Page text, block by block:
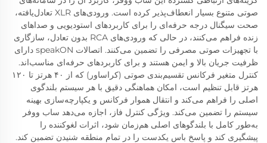
صوتی متنوع بسیار انعطاف‌پذیر کرده است. ورودی‌های XLR تعادل‌یافته،
صحت سیگنال درجه حرفه‌ای را برای کاربردهای استودیویی و صداهای
زنده فراهم می‌کنند، در حالی که ورودی‌های RCA بدون تعادل، سازگاری
با تجهیزات صوتی مصرفی را تضمین می‌کنند. اتصالات speakON دارای
ظرفیت جریان بالا و ایمن هستند و برای کاربردهای حرفه‌ای مناسب‌اند.
کنترل متغیر فرکانس تقسیم‌بندی صوتی (کراساور) که از ۴۰ هرتز تا ۱۲۰
هرتز قابل تنظیم است، امکان هماهنگی دقیق با هر سیستم بلندگوی
اصلی را فراهم می‌کند و انتقال هموار فرکانس و یکپارچه‌سازی بهینه
سیستم را تضمین می‌کند. ویژگی کنترل فاز، اجازه می‌دهد ساب ووفر
به‌طور کامل با بلندگوهای اصلی هم‌زمان شود، اثرات لغوکننده را
پیشگیری کند و پاسخ باس یکدست را در تمام منطقه شنیدن تضمین کند.